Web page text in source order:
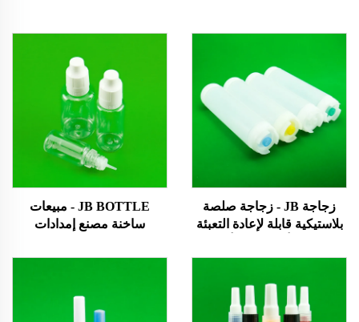
زجاجة JB - زجاجة صلصة
بلاستيكية قابلة لإعادة التعبئة
مخصصة من مواد LDPE
فارغة وساخنة. منتجات
محمية ببراءة اختراع/منتجات
JB BOTTLE - مبيعات
ساخنة مصنع إمدادات
حيوان أليف زجاجة قطرة